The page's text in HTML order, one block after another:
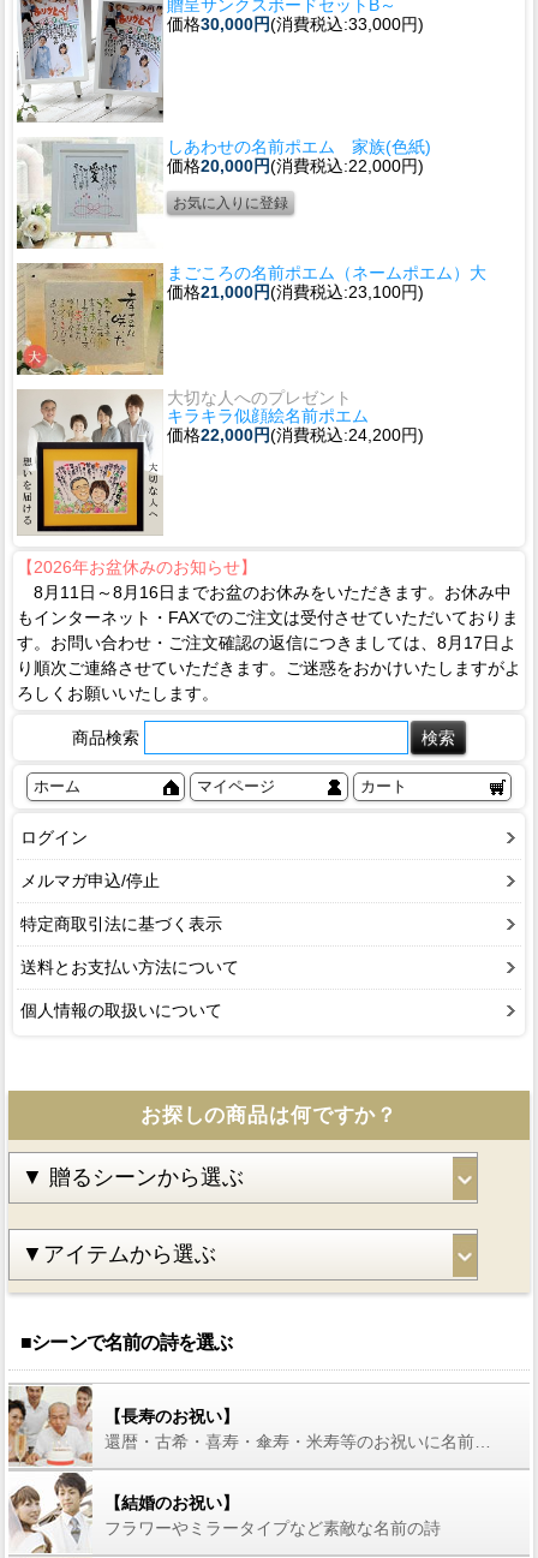
贈呈サンクスボードセットB～
価格30,000円(消費税込:33,000円)
しあわせの名前ポエム 家族(色紙)
価格20,000円(消費税込:22,000円)
まごころの名前ポエム（ネームポエム）大
価格21,000円(消費税込:23,100円)
大切な人へのプレゼント
キラキラ似顔絵名前ポエム
価格22,000円(消費税込:24,200円)
【2026年お盆休みのお知らせ】
8月11日～8月16日までお盆のお休みをいただきます。お休み中
もインターネット・FAXでのご注文は受付させていただいておりま
す。お問い合わせ・ご注文確認の返信につきましては、8月17日よ
り順次ご連絡させていただきます。ご迷惑をおかけいたしますがよ
ろしくお願いいたします。
商品検索
ホーム マイページ カート
ログイン
メルマガ申込/停止
特定商取引法に基づく表示
送料とお支払い方法について
個人情報の取扱いについて
お探しの商品は何ですか？
■シーンで名前の詩を選ぶ
【長寿のお祝い】
還暦・古希・喜寿・傘寿・米寿等のお祝いに名前の詩を
【結婚のお祝い】
フラワーやミラータイプなど素敵な名前の詩